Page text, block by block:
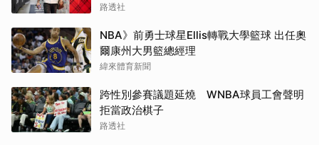
路透社
NBA》前勇士球星Ellis轉戰大學籃球 出任奧
爾康州大男籃總經理
緯來體育新聞
跨性別參賽議題延燒 WNBA球員工會聲明
拒當政治棋子
路透社